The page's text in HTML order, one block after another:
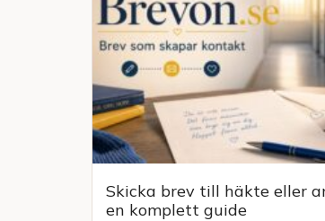
Skicka brev till häkte eller
en komplett guide